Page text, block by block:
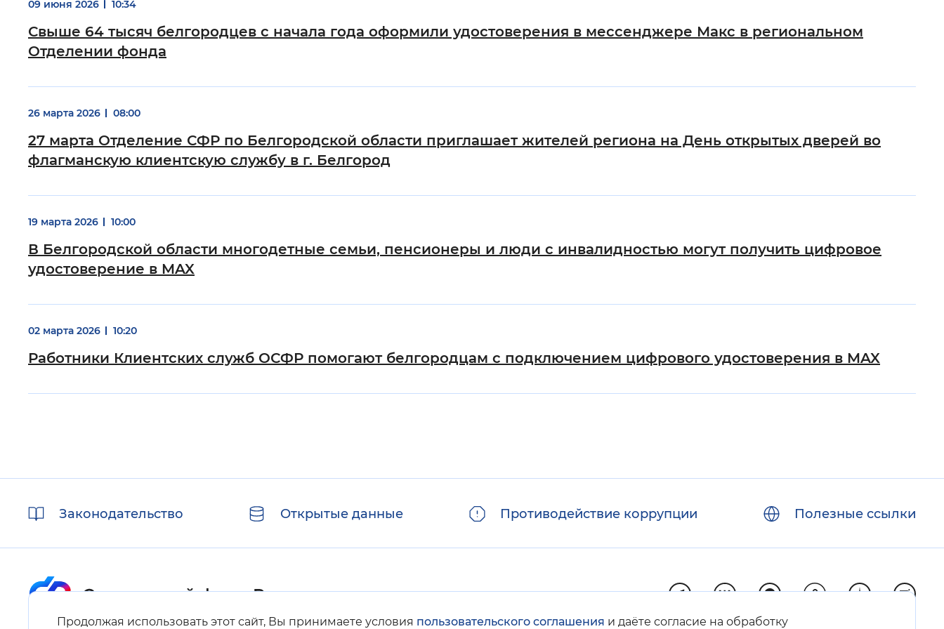
Звуковой ассистент: Воспроизвести Остановить Повторить
Вернуть стандартные настройки
09 июня 2026 10:34
Свыше 64 тысяч белгородцев с начала года оформили удостоверения в мессенджере Макс в региональном
Отделении фонда
26 марта 2026 08:00
27 марта Отделение СФР по Белгородской области приглашает жителей региона на День открытых дверей во
флагманскую клиентскую службу в г. Белгород
19 марта 2026 10:00
В Белгородской области многодетные семьи, пенсионеры и люди с инвалидностью могут получить цифровое
удостоверение в MAX
02 марта 2026 10:20
Работники Клиентских служб ОСФР помогают белгородцам с подключением цифрового удостоверения в MAX
Продолжая использовать этот сайт, Вы принимаете условия пользовательского соглашения и даёте согласие на обработку
ссылкиЗаконодательство Открытые данные Противодействие коррупции Полезные ссылки